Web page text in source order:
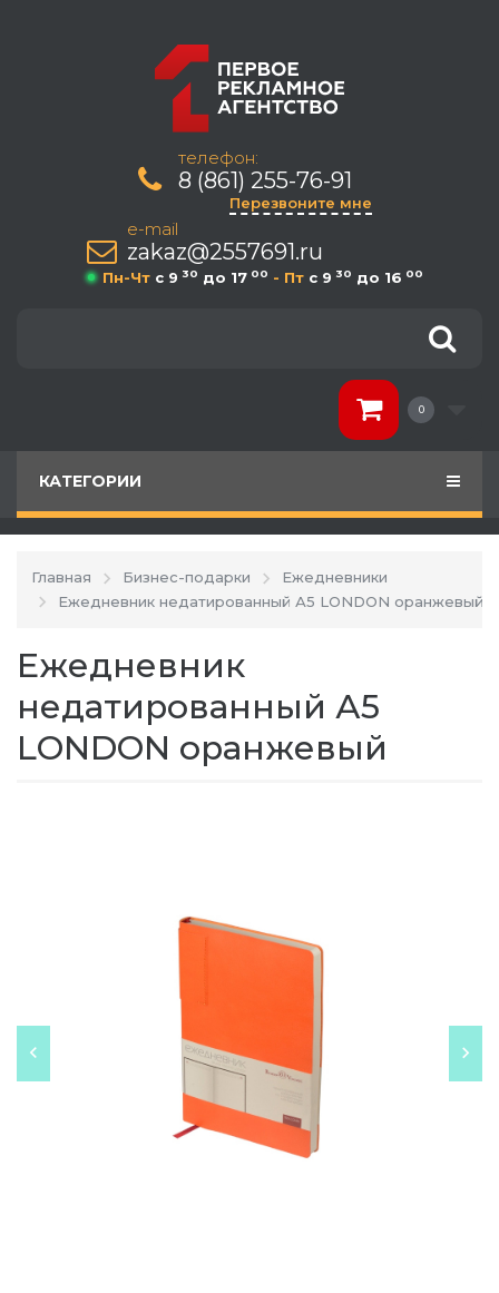
телефон:
8 (861) 255-76-91
Перезвоните мне
e-mail
zakaz@2557691.ru
Пн-Чт c 9 30 до 17 00 - Пт c 9 30 до 16 00
0
КАТЕГОРИИ
Главная Бизнес-подарки
Ежедневники
Ежедневник недатированный А5 LONDON оранжевый
Ежедневник
недатированный А5
LONDON оранжевый